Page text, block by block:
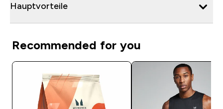
Hauptvorteile
Recommended for you